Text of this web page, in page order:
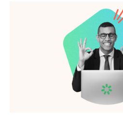
Demo gratuita di iSpring